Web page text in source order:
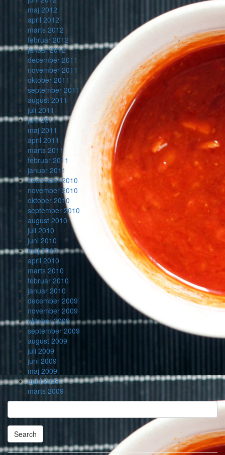
maj 2012
april 2012
marts 2012
februar 2012
januar 2012
december 2011
november 2011
oktober 2011
september 2011
august 2011
juli 2011
juni 2011
maj 2011
april 2011
marts 2011
februar 2011
januar 2011
december 2010
november 2010
oktober 2010
september 2010
august 2010
juli 2010
juni 2010
maj 2010
april 2010
marts 2010
februar 2010
januar 2010
december 2009
november 2009
oktober 2009
september 2009
august 2009
juli 2009
juni 2009
maj 2009
april 2009
marts 2009
Search
Searching